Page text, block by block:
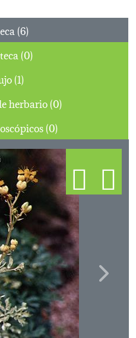
Fototeca (6)
Scanoteca (0)
Dibujo (1)
Ejemplares de herbario (0)
Cortes microscópicos (0)
Next